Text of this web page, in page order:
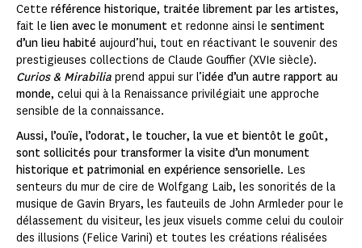
Cette référence historique, traitée librement par les artistes,
fait le lien avec le monument et redonne ainsi le sentiment
d’un lieu habité aujourd’hui, tout en réactivant le souvenir des
prestigieuses collections de Claude Gouffier (XVIe siècle).
Curios & Mirabilia prend appui sur l’idée d’un autre rapport au
monde, celui qui à la Renaissance privilégiait une approche
sensible de la connaissance.
Aussi, l’ouïe, l’odorat, le toucher, la vue et bientôt le goût,
sont sollicités pour transformer la visite d’un monument
historique et patrimonial en expérience sensorielle. Les
senteurs du mur de cire de Wolfgang Laib, les sonorités de la
musique de Gavin Bryars, les fauteuils de John Armleder pour le
délassement du visiteur, les jeux visuels comme celui du couloir
des illusions (Felice Varini) et toutes les créations réalisées